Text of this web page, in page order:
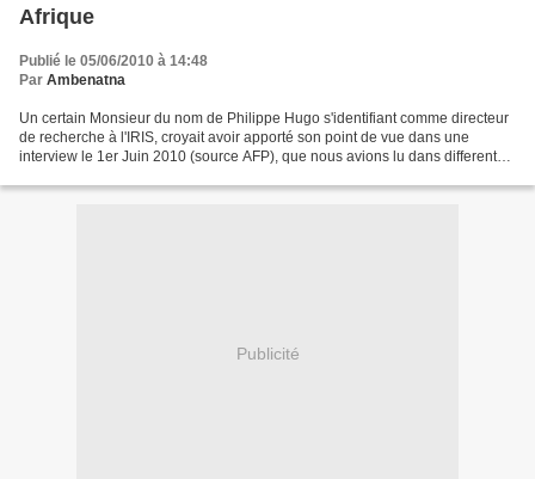
Afrique
Publié le 05/06/2010 à 14:48
Par Ambenatna
Un certain Monsieur du nom de Philippe Hugo s'identifiant comme directeur
de recherche à l'IRIS, croyait avoir apporté son point de vue dans une
interview le 1er Juin 2010 (source AFP), que nous avions lu dans differents
Publicité